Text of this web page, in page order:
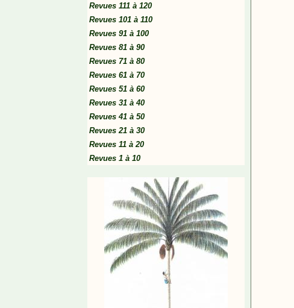
Revues 111 à 120
Revues 101 à 110
Revues 91 à 100
Revues 81 à 90
Revues 71 à 80
Revues 61 à 70
Revues 51 à 60
Revues 31 à 40
Revues 41 à 50
Revues 21 à 30
Revues 11 à 20
Revues 1 à 10